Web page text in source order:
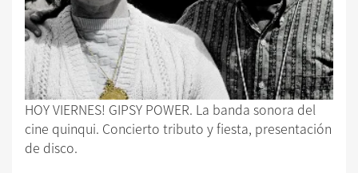
HOY VIERNES! GIPSY POWER. La banda sonora del
cine quinqui. Concierto tributo y fiesta, presentación
de disco.